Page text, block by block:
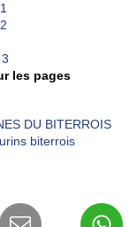
les pages
DU BITERROIS
biterrois